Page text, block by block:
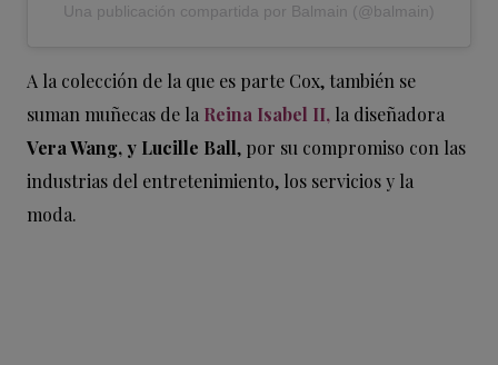
Una publicación compartida por Balmain (@balmain)
A la colección de la que es parte Cox, también se
suman muñecas de la Reina Isabel II, la diseñadora
Vera Wang, y Lucille Ball, por su compromiso con las
industrias del entretenimiento, los servicios y la
moda.